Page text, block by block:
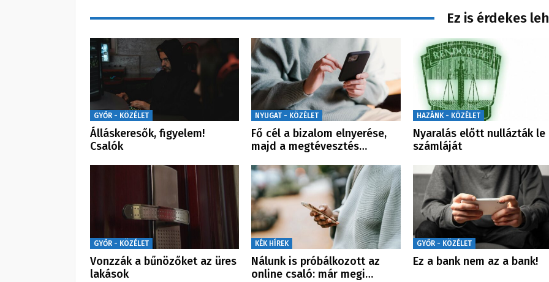
Ez is érdekes
GYŐR - KÖZÉLET
Álláskeresők, figyelem!
Csalók
NYUGAT - KÖZÉLET
Fő cél a bizalom elnyerése,
majd a megtévesztés…
HAZÁNK - KÖZÉLET
Nyaralás előtt nullázták le
számláját
GYŐR - KÖZÉLET
Vonzzák a bűnözőket az üres
lakások
KÉK HÍREK
Nálunk is próbálkozott az
online csaló: már megi…
GYŐR - KÖZÉLET
Ez a bank nem az a bank!